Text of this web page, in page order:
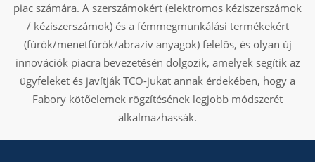
piac számára. A szerszámokért (elektromos kéziszerszámok
/ kéziszerszámok) és a fémmegmunkálási termékekért
(fúrók/menetfúrók/abrazív anyagok) felelős, és olyan új
innovációk piacra bevezetésén dolgozik, amelyek segítik az
ügyfeleket és javítják TCO-jukat annak érdekében, hogy a
Fabory kötőelemek rögzítésének legjobb módszerét
alkalmazhassák.